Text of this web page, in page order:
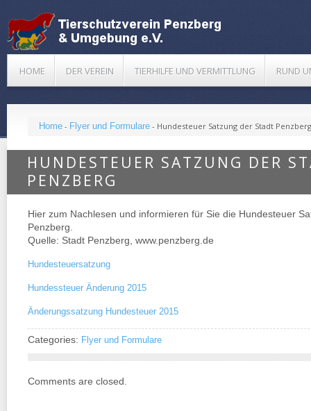
HOME DER VEREIN TIERHILFE UND VERMITTLUNG RUND
Home - Flyer und Formulare - Hundesteuer Satzung der Stadt Penzberg
HUNDESTEUER SATZUNG DER
PENZBERG
Hier zum Nachlesen und informieren für Sie die Hundesteuer
Penzberg.
Quelle: Stadt Penzberg, www.penzberg.de
Hundesteuersatzung
Hundessteuer Änderung 2015
Änderungssatzung Hundesteuer 2015
Categories: Flyer und Formulare
Comments are closed.